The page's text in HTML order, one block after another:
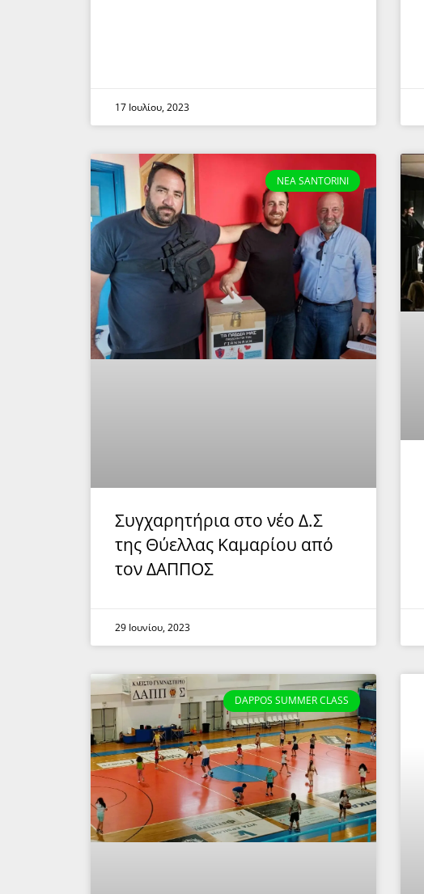
17 Ιουλίου, 2023
NEA SANTORINI
Συγχαρητήρια στο νέο Δ.Σ
της Θύελλας Καμαρίου από
τον ΔΑΠΠΟΣ
29 Ιουνίου, 2023
DAPPOS SUMMER CLASS